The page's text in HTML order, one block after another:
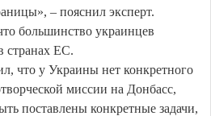
– пояснил эксперт.
большинство украинцев
странах ЕС.
что у Украины нет конкретного
миссии на Донбасс,
поставлены конкретные задачи,